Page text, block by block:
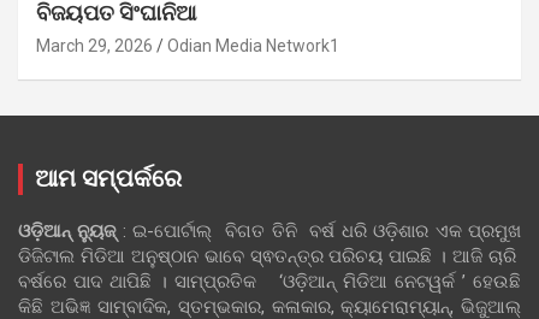
ବିଜୟପତ ସିଂଘାନିଆ
March 29, 2026 Odian Media Network1
ଆମ ସମ୍ପର୍କରେ
ଓଡ଼ିଆନ୍‍ ନ୍ୟୁଜ୍‍: ଇ-ପୋର୍ଟାଲ୍ ବିଗତ ତିନି ବର୍ଷ ଧରି ଓଡ଼ିଶାର ଏକ ପ୍ରମୁଖ
ଡିଜିଟାଲ ମିଡିଆ ଅନୁଷ୍ଠାନ ଭାବେ ସ୍ଵତନ୍ତ୍ର ପରିଚୟ ପାଇଛି । ଆଜି ଚାରି
ବର୍ଷରେ ପାଦ ଥାପିଛି । ସାମ୍ପ୍ରତିକ ‘ଓଡ଼ିଆନ୍‍ ମିଡିଆ ନେଟୱର୍କ ’ ହେଉଛି
କିଛି ଅଭିଜ୍ଞ ସାମ୍ବାଦିକ, ସ୍ତମ୍ଭକାର, କଳାକାର, କ୍ୟାମେରାମ୍ୟାନ୍, ଭିଜୁଆଲ୍